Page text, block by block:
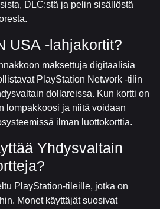
DLC:stä ja pelin sisällöstä
USA -lahjakortit?
maksettuja digitaalisia
PlayStation Network -tilin
dollareissa. Kun kortti on
lompakkoosi ja niitä voidaan
ilman luottokorttia.
Yhdysvaltain
PlayStation-tileille, jotka on
Monet käyttäjät suosivat